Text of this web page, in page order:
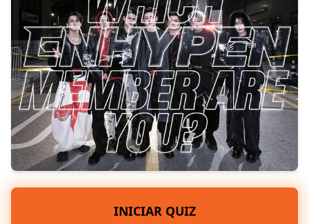
INICIAR QUIZ